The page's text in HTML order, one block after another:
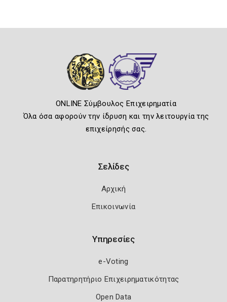
ONLINE Σύμβουλος Επιχειρηματία
Όλα όσα αφορούν την ίδρυση και την λειτουργία της
επιχείρησής σας.
Σελίδες
Αρχική
Επικοινωνία
Υπηρεσίες
e-Voting
Παρατηρητήριο Επιχειρηματικότητας
Open Data